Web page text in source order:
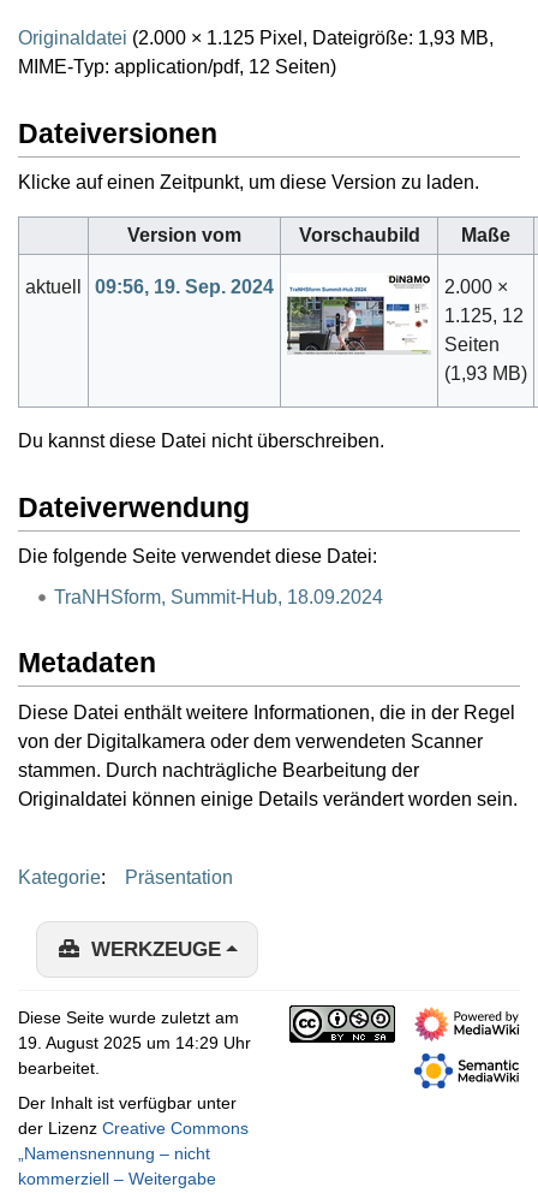
Originaldatei (2.000 × 1.125 Pixel, Dateigröße: 1,93 MB,
MIME-Typ: application/pdf, 12 Seiten)
Dateiversionen
Klicke auf einen Zeitpunkt, um diese Version zu laden.
Version vom Vorschaubild Maße
aktuell 09:56, 19. Sep. 2024
2.000 ×
1.125, 12
Seiten
(1,93 MB)
Du kannst diese Datei nicht überschreiben.
Dateiverwendung
Die folgende Seite verwendet diese Datei:
TraNHSform, Summit-Hub, 18.09.2024
Metadaten
Diese Datei enthält weitere Informationen, die in der Regel
von der Digitalkamera oder dem verwendeten Scanner
stammen. Durch nachträgliche Bearbeitung der
Originaldatei können einige Details verändert worden sein.
Kategorie: Präsentation
WERKZEUGE
Diese Seite wurde zuletzt am
19. August 2025 um 14:29 Uhr
bearbeitet.
Der Inhalt ist verfügbar unter
der Lizenz Creative Commons
„Namensnennung – nicht
kommerziell – Weitergabe